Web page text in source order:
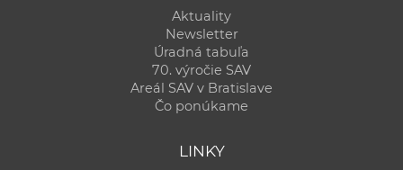
Aktuality
Newsletter
Úradná tabuľa
70. výročie SAV
Areál SAV v Bratislave
Čo ponúkame
LINKY